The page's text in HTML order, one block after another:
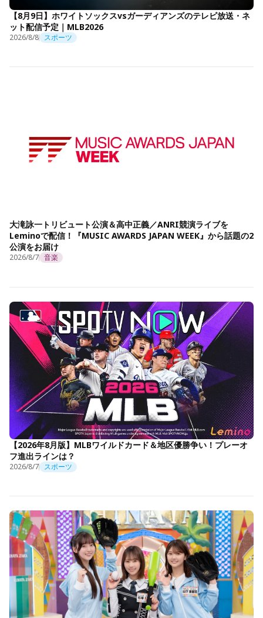
【8月9日】ホワイトソックスvsガーディアンズのテレビ放送・ネ
ット配信予定｜MLB2026
2026/8/8 スポーツ
大滝詠一トリビュート公演＆高中正義／ANRI競演ライブを
Leminoで配信！『MUSIC AWARDS JAPAN WEEK』から話題の2
公演をお届け
2026/8/7 音楽
【2026年8月版】MLBワイルドカード＆地区優勝争い！プレーオ
フ進出ラインは？
2026/8/7 スポーツ